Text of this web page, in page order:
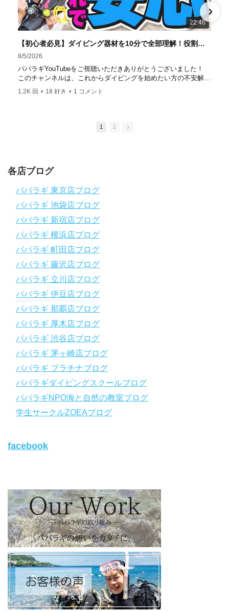
部門
「国内ダイビングガイド伊豆半島エリア」部門 4冠
達成！ ――――――――――――――――― パパラギダイ
ビングスクール 本店 神奈川県 藤沢市 南藤沢10-4
はコチラ
https://www.papalagi.co.jp/staticpages/index.php/work
22:46
【初心者必見】ダイビング器材を10分で全部理解！役割・使い方をやさしく解説
8/5/2026
パパラギYouTubeをご視聴いただきありがとうございました！
このチャンネルは、これからダイビングを始めたい方の不安解消
や悩みごとを解消するためのチャンネルです
ひとりでも多くの方に、素敵なダイビングライフを送っていただ
ダイビングのこんな情報を知りたいなどありましたらコメントを
～～～～～～～～～～～～～～～～～～～～～～～～～～～～
1986年創業！国内最大規模のスキューバダイビングスクール。
センス認定実績。
～～～～～～～～～～～～～～～～～～～～～～～～～～～～
【スマホで見れるWebマニュアル！】
動画の内容をまとめたwebマニュアルをご覧いただけます！
パパラギ公式LINEにご登録の上、メニューから「動画資料」を
タップ！
↓↓↓↓↓↓こちら
https://www.papalagi.co.jp/lp/line_registration/.
＿＿＿＿＿＿＿＿＿＿＿＿＿＿＿＿＿＿＿＿＿＿＿＿＿＿＿＿
https://www.papalagi.co.jp/lp/line_registration/.
YouTubeで言えない話をこっそり配信
◆ライセンス取得の前に知っておきたい情報満載の動画はコチラ
https://youtu.be/UBiZ64WlU7c?si=I5rkY-mkfTCxZVn7
◆ライセンス取得コースについて知りたい方はコチラ
ode
【パパラギダイビングスクール ホームページ】
https://www.papalagi.co.jp
旬な海の情報はコチラから！
日々の活動状況や報告はXで公開中！
https://x.com/papalagidivers?s=20
【パパラギダイビングスクール Blog
】
お得なイベント告知やツアー情報を知りたい方へ
https://papalagi-blog.com/
◆YouTubeチャンネル登録はコチラから
https://www.youtube.com/channel/UCYG3vspMIHdLQaKA7XNIjD
◆各地の水中世界を紹介するチャンネル、その名も「水中世界」
（サブチャンネル）
1.2K 回 • 18 好き • 1 コメント
1 2
各店ブログ
パパラギ 東京店ブログ
パパラギ 池袋店ブログ
パパラギ 新宿店ブログ
パパラギ 横浜店ブログ
パパラギ 町田店ブログ
パパラギ 藤沢店ブログ
パパラギ 立川店ブログ
パパラギ 伊豆店ブログ
パパラギ 那覇店ブログ
パパラギ 厚木店ブログ
パパラギ 渋谷店ブログ
パパラギ 茅ヶ崎店ブログ
パパラギ プラチナブログ
パパラギダイビングスクールブログ
パパラギNPO海と自然の教室ブログ
学生サークルZOEAブログ
facebook